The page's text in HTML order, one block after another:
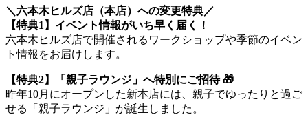
＼六本木ヒルズ店（本店）への変更特典／
【特典1】イベント情報がいち早く届く！
六本木ヒルズ店で開催されるワークショップや季節のイベン
ト情報をお届けします。
【特典2】「親子ラウンジ」へ特別にご招待 🎁
昨年10月にオープンした新本店には、親子でゆったりと過ご
せる「親子ラウンジ」が誕生しました。